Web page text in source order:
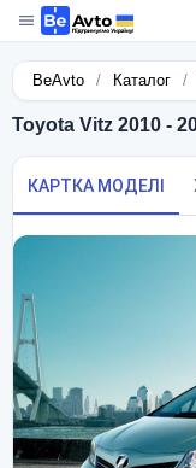
BeAvto / Каталог /
Toyota Vitz 2010 -
КАРТКА МОДЕЛІ